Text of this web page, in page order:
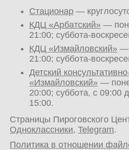
Стационар —
КДЦ «Арбатский» —
21:00; суббота-
КДЦ «Измайловский» —
21:00; суббота-
Детский
«Измайловский» —
20:00; суббота, с 09:00
15:00.
Страницы Пироговского
Одноклассники, Telegram.
Политика в отношении